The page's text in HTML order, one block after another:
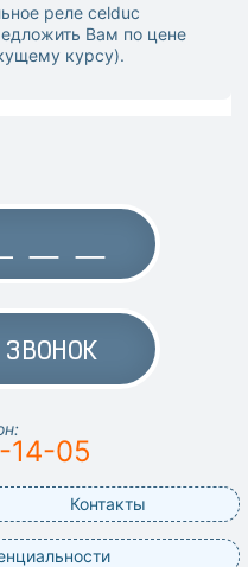
реле celduc
Вам по цене
курсу).
14-05
Контакты